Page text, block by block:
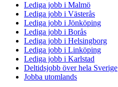
Lediga jobb i Malmö
Lediga jobb i Västerås
Lediga jobb i Jönköping
Lediga jobb i Borås
Lediga jobb i Helsingborg
Lediga jobb i Linköping
Lediga jobb i Karlstad
Deltidsjobb över hela Sverige
Jobba utomlands